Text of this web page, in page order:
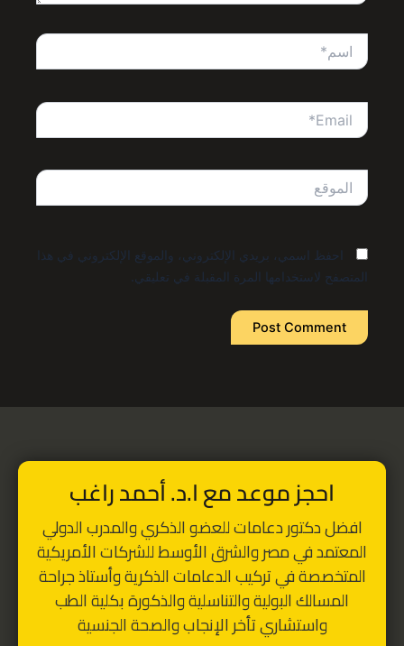
احفظ اسمي، بريدي الإلكتروني، والموقع الإلكتروني في هذا
المتصفح لاستخدامها المرة المقبلة في تعليقي.
احجز موعد مع ا.د. أحمد راغب
افضل دكتور دعامات للعضو الذكريوالمدرب الدولي
المعتمد في مصر والشرق الأوسط للشركات الأمريكية
المتخصصة في تركيب الدعامات الذكريةوأستاذ جراحة
المسالك البولية والتناسلية والذكورة بكلية الطب
واستشاري تأخر الإنجاب والصحة الجنسية